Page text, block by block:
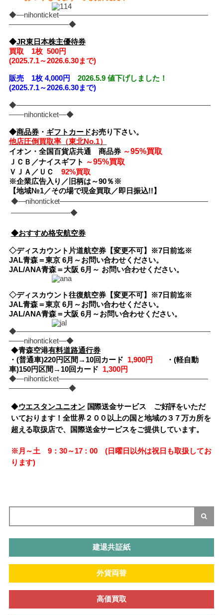
◆―nihonticket――――――――――――――――――――
――――――――◆
◆JR東日本株主優待券
買取 1枚 500円
(2025.7.1～2026.6.30まで)
販売 1枚 4,000円
2026.5.9 値下げしました！
(2025.7.1～2026.6.30まで)
◆――――――――――――――――――――――――――
――nihonticket―◆
◆商品券・ ギフトカードお売り下さい。
他店圧倒買取率（東北No.1）
イオン・全国百貨店共通 商品券～95%買取
ＪＣＢ／ナイスギフト ～95%買取
ＶＪＡ／ＵＣ
92%買取
※企業広告入り／旧柄は～90％※
【地域№1／その場で現金買取／即日振込!!】
◆―nihonticket――――――――――――――――――――
――――――――◆
◆おすすめ格安航空券
◇ディスカウント片道航空券【変更不可】※7日前迄※
JAL青森＝東京 6月～お問い合わせください。
JAL/ANA青森＝大阪 6月～ お問い合わせください。
◇ディスカウント往復航空券【変更不可】※7日前迄※
JAL青森＝東京 6月～お問い合わせください。
JAL/ANA青森＝大阪 6月～お問い合わせください。
◆――――――――――――――――――――――――――
――nihonticket―◆
◆青森空港有料道路通行券
・(普通車)220円区間→10回カード 1,900円
・(軽自動
車)150円区間→10回カード
1,300円
◆―nihonticket――――――――――――――――――――
――――――――◆
◆ウエスタンユニオン国際送金サービス ご好評をいただ
いております！全世界２００以上の国と地域の３７万カ所を
超える取扱店で、国際送金サービスをご提供しています。
※月～土 9：30～17：00 (日曜日以外は祝日も取扱してお
ります)
建退共証紙
外貨両替
高価買取